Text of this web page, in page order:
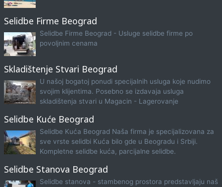
Selidbe Firme Beograd
Selidbe Firme Beograd - Usluge selidbe firme po
povoljnim cenama
Skladištenje Stvari Beograd
U našoj bogatoj ponudi specijalnih usluga koje nudimo
svojim klijentima. Posebno se izdavaja usluga
skladištenja stvari u Magacin - Lagerovanje
Selidbe Kuće Beograd
Selidbe Kuća Beograd Naša firma je specijalizovana za
sve vrste selidbi Kuća bilo gde u Beogradu i Srbiji.
Kompletne selidbe kuća, parcijalne selidbe.
Selidbe Stanova Beograd
Selidbe stanova - stambenog prostora predstavljaju naš